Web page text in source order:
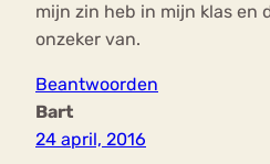
mijn zin heb in mijn klas en
onzeker van.
Beantwoorden
Bart
24 april, 2016